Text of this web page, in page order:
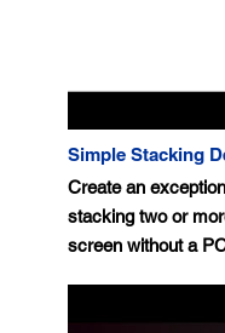
Simple Stacking
Create an
stacking two or
screen without a